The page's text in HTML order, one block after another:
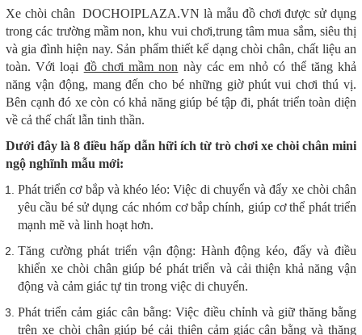
Xe chòi chân DOCHOIPLAZA.VN là mẫu đồ chơi được sử dụng
trong các trường mầm non, khu vui chơi,trung tâm mua sắm, siêu thị
và gia đình hiện nay. Sản phẩm thiết kế dạng chòi chân, chất liệu an
toàn. Với loại đồ chơi mầm non này các em nhỏ có thể tăng khả
năng vận động, mang đến cho bé những giờ phút vui chơi thú vị.
Bên cạnh đó xe còn có khả năng giúp bé tập đi, phát triển toàn diện
về cả thế chất lẫn tinh thần.
Dưới đây là 8 điều hấp dẫn hữi ích từ trò chơi xe chòi chân mini
ngộ nghĩnh mẫu mới:
Phát triển cơ bắp và khéo léo: Việc di chuyển và đẩy xe chòi chân
yêu cầu bé sử dụng các nhóm cơ bắp chính, giúp cơ thể phát triển
mạnh mẽ và linh hoạt hơn.
Tăng cường phát triển vận động: Hành động kéo, đẩy và điều
khiển xe chòi chân giúp bé phát triển và cải thiện khả năng vận
động và cảm giác tự tin trong việc di chuyển.
Phát triển cảm giác cân bằng: Việc điều chỉnh và giữ thăng bằng
trên xe chòi chân giúp bé cải thiện cảm giác cân bằng và thăng